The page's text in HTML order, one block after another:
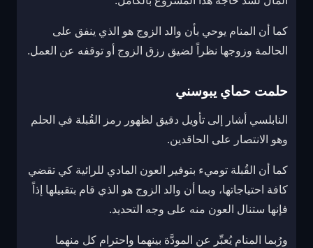
كما أن المنام يوحي بأن والد الزوج هو الذي ينفق على
الحالمة وزوجها نظراً لضيق رزق الزوج أو توقفه عن العمل.
حلمت حماي يبوسني
النابلسي أشار إلى تأويل دقيق لظهور رمز القُبلة في الحلم
وهو الانتصار على الحاقدين.
كما أن القُبلة توميء بتوفير العون المادي للرائية كي تقضي
كافة احتياجاتها، وبما أن والد الزوج هو الذي قام بتقبيلها إذاً
فإنها ستنال العون منه على وجه التحديد.
ورُبما المنام يُعبِّر عن المودَّة بينهما واحترام كل منهما